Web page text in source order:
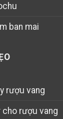
ban mai
rượu vang
cho rượu vang